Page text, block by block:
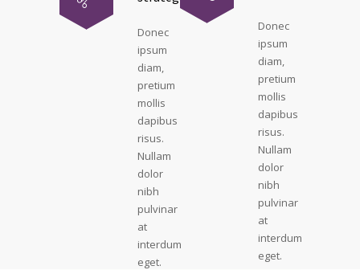
Donec
ipsum
diam,
pretium
mollis
dapibus
risus.
Nullam
dolor
nibh
pulvinar
at
interdum
eget.
Donec
ipsum
diam,
pretium
mollis
dapibus
risus.
Nullam
dolor
nibh
pulvinar
at
interdum
eget.